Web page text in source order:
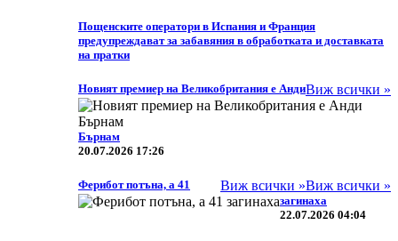
Пощенските оператори в Испания и Франция
предупреждават за забавяния в обработката и доставката
на пратки
Виж всички »
Новият премиер на Великобритания е Анди
Бърнам
20.07.2026 17:26
Виж всички »
Виж всички »
Ферибот потъна, а 41
загинаха
22.07.2026 04:04